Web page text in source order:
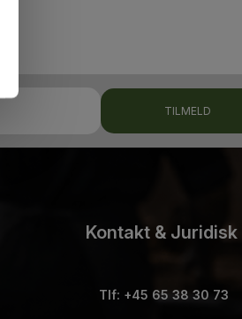
TILMELD
Kontakt & Juridisk
Tlf: +45 65 38 30 73